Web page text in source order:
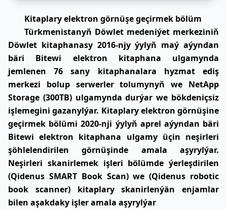
Kitaplary elektron görnüşe geçirmek bölüm
Türkmenistanyň Döwlet medeniýet merkeziniň
Döwlet kitaphanasy 2016-njy ýylyň maý aýyndan
bäri Bitewi elektron kitaphana ulgamynda
jemlenen 76 sany kitaphanalara hyzmat ediş
merkezi bolup serwerler tolumynyň we NetApp
Storage (300TB) ulgamynda durýar we bökdeniçsiz
işlemegini gazanylýar. Kitaplary elektron görnüşine
geçirmek bölümi 2020-nji ýylyň aprel aýyndan bäri
Bitewi elektron kitaphana ulgamy üçin neşirleri
şöhlelendirilen görnüşinde amala aşyrylýar.
Neşirleri skanirlemek işleri bölümde ýerleşdirilen
(Qidenus SMART Book Scan) we (Qidenus robotic
book scanner) kitaplary skanirlenýän enjamlar
bilen aşakdaky işler amala aşyrylýar